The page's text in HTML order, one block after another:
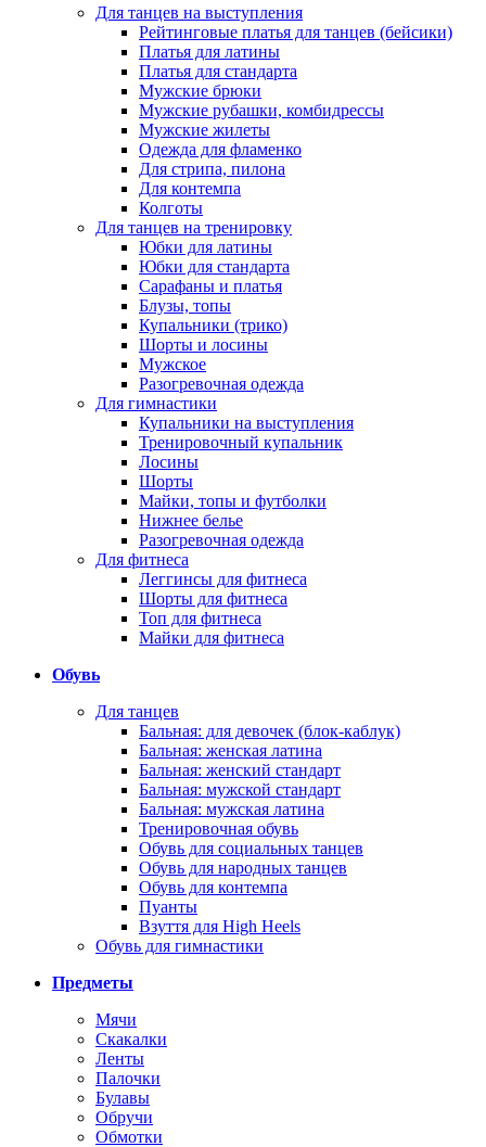
Для танцев на выступления
Рейтинговые платья для танцев (бейсики)
Платья для латины
Платья для стандарта
Мужские брюки
Мужские рубашки, комбидрессы
Мужские жилеты
Одежда для фламенко
Для стрипа, пилона
Для контемпа
Колготы
Для танцев на тренировку
Юбки для латины
Юбки для стандарта
Сарафаны и платья
Блузы, топы
Купальники (трико)
Шорты и лосины
Мужское
Разогревочная одежда
Для гимнастики
Купальники на выступления
Тренировочный купальник
Лосины
Шорты
Майки, топы и футболки
Нижнее белье
Разогревочная одежда
Для фитнеса
Леггинсы для фитнеса
Шорты для фитнеса
Топ для фитнеса
Майки для фитнеса
Обувь
Для танцев
Бальная: для девочек (блок-каблук)
Бальная: женская латина
Бальная: женский стандарт
Бальная: мужской стандарт
Бальная: мужская латина
Тренировочная обувь
Обувь для социальных танцев
Обувь для народных танцев
Обувь для контемпа
Пуанты
Взуття для High Heels
Обувь для гимнастики
Предметы
Мячи
Скакалки
Ленты
Палочки
Булавы
Обручи
Обмотки